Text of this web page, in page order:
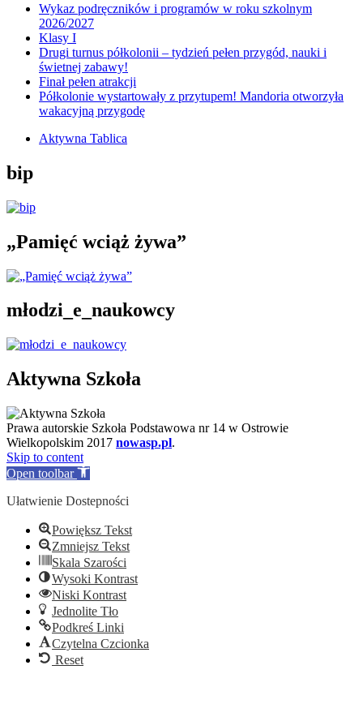
Wykaz podręczników i programów w roku szkolnym
2026/2027
Klasy I
Drugi turnus półkolonii – tydzień pełen przygód, nauki i
świetnej zabawy!
Finał pełen atrakcji
Półkolonie wystartowały z przytupem! Mandoria otworzyła
wakacyjną przygodę
Aktywna Tablica
bip
„Pamięć wciąż żywa”
młodzi_e_naukowcy
Aktywna Szkoła
Prawa autorskie Szkoła Podstawowa nr 14 w Ostrowie
Wielkopolskim 2017 nowasp.pl.
Skip to content
Open toolbar
Ułatwienie Dostepności
Powiększ Tekst
Zmniejsz Tekst
Skala Szarości
Wysoki Kontrast
Niski Kontrast
Jednolite Tło
Podkreś Linki
Czytelna Czcionka
Reset